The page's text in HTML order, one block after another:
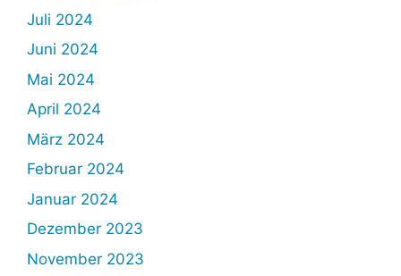
Juli 2024
Juni 2024
Mai 2024
April 2024
März 2024
Februar 2024
Januar 2024
Dezember 2023
November 2023